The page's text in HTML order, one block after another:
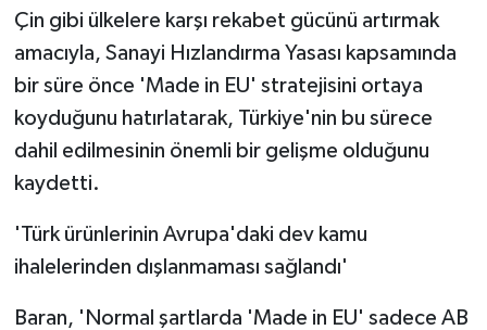
Çin gibi ülkelere karşı rekabet gücünü artırmak
amacıyla, Sanayi Hızlandırma Yasası kapsamında
bir süre önce 'Made in EU' stratejisini ortaya
koyduğunu hatırlatarak, Türkiye'nin bu sürece
dahil edilmesinin önemli bir gelişme olduğunu
kaydetti.
'Türk ürünlerinin Avrupa'daki dev kamu
ihalelerinden dışlanmaması sağlandı'
Baran, 'Normal şartlarda 'Made in EU' sadece AB